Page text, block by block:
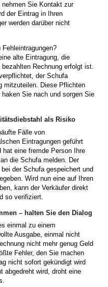
Sie Kontakt zur
der Eintrag in Ihren
werden darüber nicht
alte Eintragung, die
Rechnung erfolgt ist.
der Schufa
mitzuteilen. Diese Pflichten
Sie nach und sorgen Sie
als Risiko
Fälle von
Eintragungen geführt
hat eine fremde Person Ihre
die Schufa melden. Der
der Schufa gespeichert und
Wird nun eine auf Ihren
kann der Verkäufer direkt
so verifiziert.
– halten Sie den Dialog
einmal zu einem
Ausgabe, einmal nicht
nicht mehr genug Geld
Fehler, den Sie machen
nicht sofort gekündigt wird
abgedreht wird, droht eine